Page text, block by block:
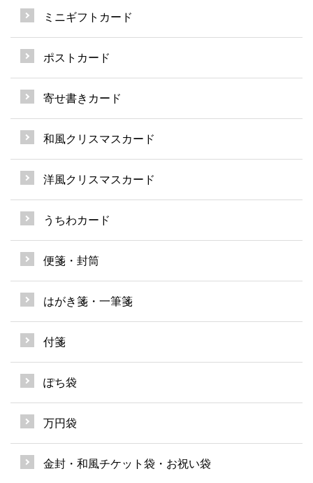
ミニギフトカード
ポストカード
寄せ書きカード
和風クリスマスカード
洋風クリスマスカード
うちわカード
便箋・封筒
はがき箋・一筆箋
付箋
ぽち袋
万円袋
金封・和風チケット袋・お祝い袋